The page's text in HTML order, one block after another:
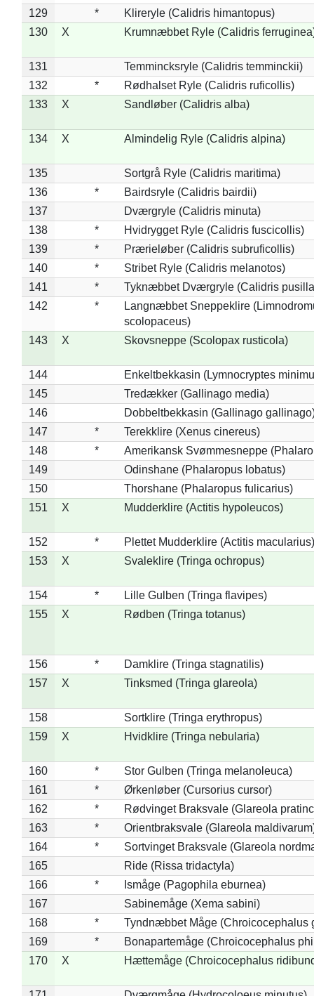
129
*
Klireryle (Calidris himantopus)
130
X Krumnæbbet Ryle (Calidris
131
Temmincksryle (Calidris temminckii)
132
*
Rødhalset Ryle (Calidris ruficollis)
133
X Sandløber (Calidris alba)
134 X Almindelig Ryle (Calidris alpina)
135
Sortgrå Ryle (Calidris maritima)
136
*
Bairdsryle (Calidris bairdii)
137
Dværgryle (Calidris minuta)
138
*
Hvidrygget Ryle (Calidris fuscicollis)
139
*
Prærieløber (Calidris subruficollis)
140
*
Stribet Ryle (Calidris melanotos)
141
*
Tyknæbbet Dværgryle (Calidris
142
*
Langnæbbet Sneppeklire
scolopaceus)
143
X Skovsneppe (Scolopax rusticola)
144
Enkeltbekkasin (Lymnocryptes
145
Tredækker (Gallinago media)
146
Dobbeltbekkasin (Gallinago
147
*
Terekklire (Xenus cinereus)
148
*
Amerikansk Svømmesneppe
149
Odinshane (Phalaropus lobatus)
150
Thorshane (Phalaropus fulicarius)
151
X Mudderklire (Actitis hypoleucos)
152 *
Plettet Mudderklire (Actitis macularius)
153
X Svaleklire (Tringa ochropus)
154 *
Lille Gulben (Tringa flavipes)
155
X Rødben (Tringa totanus)
156 *
Damklire (Tringa stagnatilis)
157
X Tinksmed (Tringa glareola)
158
Sortklire (Tringa erythropus)
159
X Hvidklire (Tringa nebularia)
160 *
Stor Gulben (Tringa melanoleuca)
161
*
Ørkenløber (Cursorius cursor)
162
*
Rødvinget Braksvale (Glareola
163
*
Orientbraksvale (Glareola
164
*
Sortvinget Braksvale (Glareola
165
Ride (Rissa tridactyla)
166
*
Ismåge (Pagophila eburnea)
167
Sabinemåge (Xema sabini)
168
*
Tyndnæbbet Måge (Chroicocephalus
169
*
Bonapartemåge (Chroicocephalus
170
X Hættemåge (Chroicocephalus